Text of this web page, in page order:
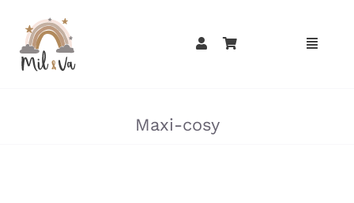
contenu
Maxi-cosy